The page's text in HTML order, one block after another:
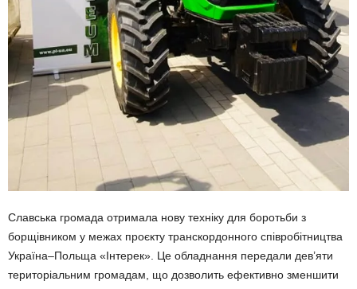
Славська громада отримала нову техніку для боротьби з
борщівником у межах проєкту транскордонного співробітництва
Україна–Польща «Інтерек». Це обладнання передали дев’яти
територіальним громадам, що дозволить ефективно зменшити